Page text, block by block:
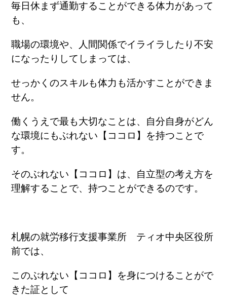
毎日休まず通勤することができる体力があって
も、
職場の環境や、人間関係でイライラしたり不安
になったりしてしまっては、
せっかくのスキルも体力も活かすことができま
せん。
働くうえで最も大切なことは、自分自身がどん
な環境にもぶれない 【ココロ】を持つことで
す。
そのぶれない【ココロ】は、自立型の考え方を
理解することで、持つことができるのです。
札幌の就労移行支援事業所 ティオ中央区役所
前では、
このぶれない【ココロ】を身につけることがで
きた証として